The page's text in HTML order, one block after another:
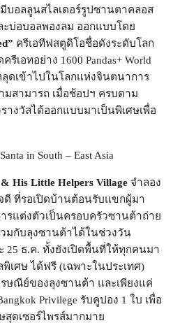
บอลลูนสไลเดอร์รูปซานตาคลอส
บ่อบอลพองลม ออกแบบโดย
ครีเอทีฟสตูดิโอชื่อดังระดับโลก
เอทอย่าง 1600 Pandas+ World
ลุดเข้าไปในโลกแห่งจินตนาการ
มสามารถ เมื่อช้อปฯ ครบตาม
างวัลได้ออกแบบมาเป็นพิเศษเพื่อ
& His Little Helpers Village จำลอง
ที่รอเปิดบ้านต้อนรับแขกผู้มา
รแต่งตัวเป็นครอบครัวซานต้าถ่าย
มกับลุงซานต้าได้ในช่วงวัน
25 ธ.ค. ทั้งยังเปิดพื้นที่ให้ทุกคนมา
เศษ ได้ฟรี (เฉพาะในประเทศ)
ปรษณีย์ของลุงซานต้า และเพียงแค่
Privilege รับคูปอง 1 ใบ เพื่อ
สุดเซอร์ไพรส์มากมาย